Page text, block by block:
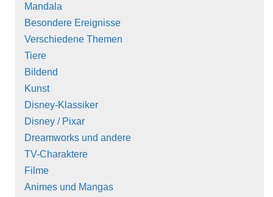
Mandala
Besondere Ereignisse
Verschiedene Themen
Tiere
Bildend
Kunst
Disney-Klassiker
Disney / Pixar
Dreamworks und andere
TV-Charaktere
Filme
Animes und Mangas